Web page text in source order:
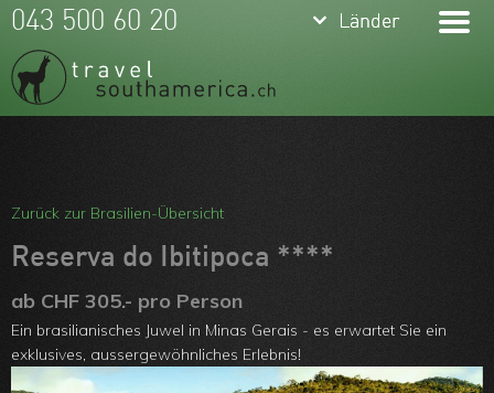
Team
Über uns
Feedbacks
Kontakt
ARVB
keyboard_arrow_down Länder
Ecuador
Bolivien
Uruguay
keyboard_arrow_down Länder
043 500 60 20
Zurück zur Brasilien-Übersicht
Reserva do Ibitipoca ****
ab CHF 305.- pro Person
Ein brasilianisches Juwel in Minas Gerais - es erwartet Sie ein
exklusives, aussergewöhnliches Erlebnis!